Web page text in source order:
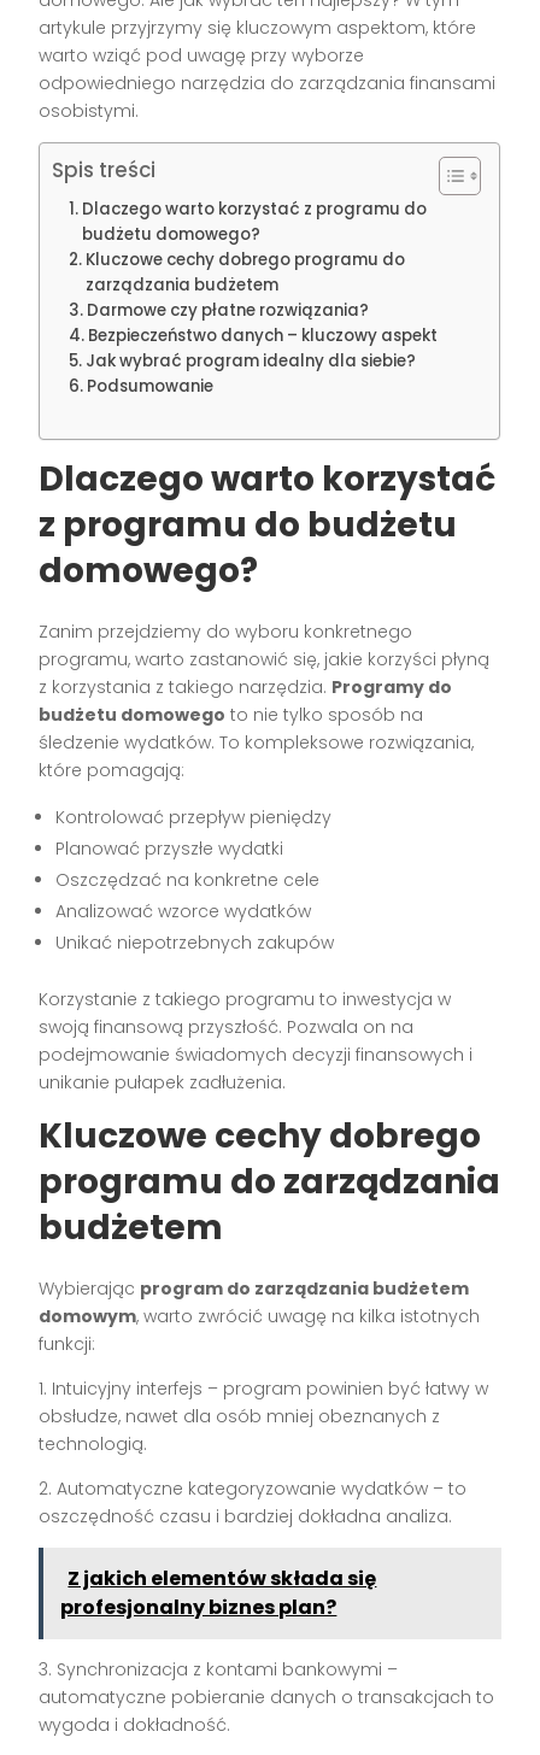
artykule przyjrzymy się kluczowym aspektom, które
warto wziąć pod uwagę przy wyborze
odpowiedniego narzędzia do zarządzania finansami
osobistymi.
Spis treści
Dlaczego warto korzystać z programu do
budżetu domowego?
Kluczowe cechy dobrego programu do
zarządzania budżetem
Darmowe czy płatne rozwiązania?
Bezpieczeństwo danych – kluczowy aspekt
Jak wybrać program idealny dla siebie?
Podsumowanie
Dlaczego warto korzystać
z programu do budżetu
domowego?
Zanim przejdziemy do wyboru konkretnego
programu, warto zastanowić się, jakie korzyści płyną
z korzystania z takiego narzędzia. Programy do
budżetu domowego to nie tylko sposób na
śledzenie wydatków. To kompleksowe rozwiązania,
które pomagają:
Kontrolować przepływ pieniędzy
Planować przyszłe wydatki
Oszczędzać na konkretne cele
Analizować wzorce wydatków
Unikać niepotrzebnych zakupów
Korzystanie z takiego programu to inwestycja w
swoją finansową przyszłość. Pozwala on na
podejmowanie świadomych decyzji finansowych i
unikanie pułapek zadłużenia.
Kluczowe cechy dobrego
programu do zarządzania
budżetem
Wybierając program do zarządzania budżetem
domowym, warto zwrócić uwagę na kilka istotnych
funkcji:
1. Intuicyjny interfejs – program powinien być łatwy w
obsłudze, nawet dla osób mniej obeznanych z
technologią.
2. Automatyczne kategoryzowanie wydatków – to
oszczędność czasu i bardziej dokładna analiza.
Z jakich elementów składa się
profesjonalny biznes plan?
3. Synchronizacja z kontami bankowymi –
automatyczne pobieranie danych o transakcjach to
wygoda i dokładność.